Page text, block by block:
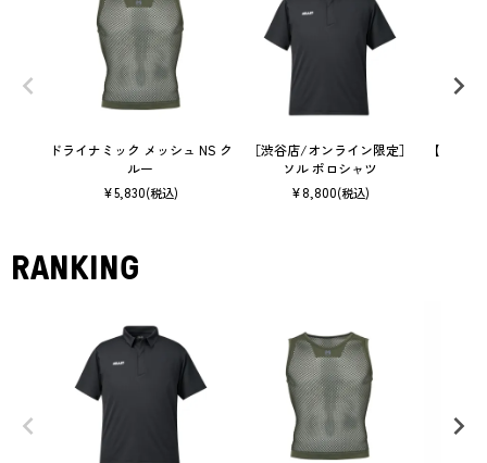
ドライナミック メッシュ NS ク
ルー
¥5,830(税込)
［渋谷店/オンライン限定］
ソル ポロシャツ
¥8,800(税込)
【ウィ
RANKING